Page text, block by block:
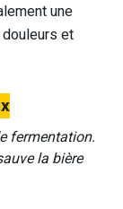
une
et
fermentation.
la bière